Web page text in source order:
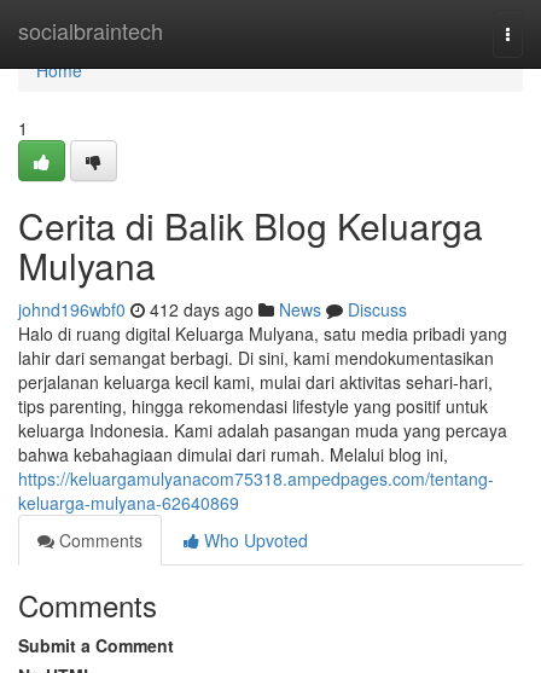
socialbraintech
Home
Home
1
Cerita di Balik Blog Keluarga
Mulyana
johnd196wbf0 412 days ago News
Discuss
Halo di ruang digital Keluarga Mulyana, satu media pribadi yang
lahir dari semangat berbagi. Di sini, kami mendokumentasikan
perjalanan keluarga kecil kami, mulai dari aktivitas sehari-hari,
tips parenting, hingga rekomendasi lifestyle yang positif untuk
keluarga Indonesia. Kami adalah pasangan muda yang percaya
bahwa kebahagiaan dimulai dari rumah. Melalui blog ini,
https://keluargamulyanacom75318.ampedpages.com/tentang-
keluarga-mulyana-62640869
Comments
Who Upvoted
Comments
Submit a Comment